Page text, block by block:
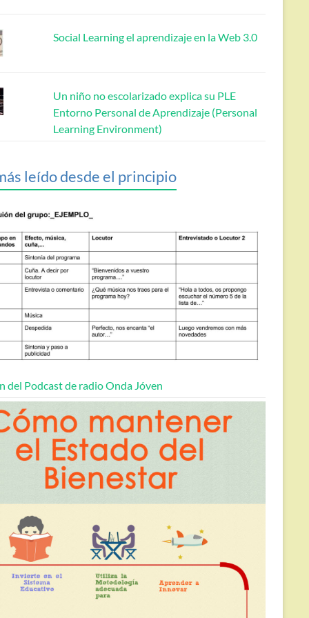
Social Learning el aprendizaje en la Web 3.0
Un niño no escolarizado explica su PLE
Entorno Personal de Aprendizaje (Personal
Learning Environment)
leído desde el principio
del Podcast de radio Onda Jóven